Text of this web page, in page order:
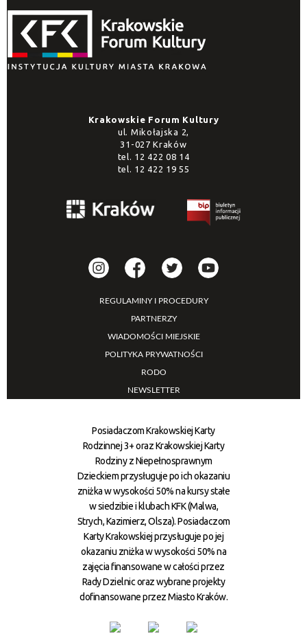
Krakowskie Forum Kultury
ul. Mikołajska 2,
31-027 Kraków
tel. 12 422 08 14
tel. 12 422 19 55
REGULAMINY I PROCEDURY
PARTNERZY
WIADOMOŚCI MIEJSKIE
POLITYKA PRYWATNOŚCI
RODO
NEWSLETTER
Posiadaczom Krakowskiej Karty
Rodzinnej 3+ oraz Krakowskiej Karty
Rodziny z Niepełnosprawnym
Dzieckiem przysługuje po ich okazaniu
zniżka w wysokości 50% na kursy stałe
w siedzibie i klubach KFK (Malwa,
Strych, Kazimierz, Olsza). Posiadaczom
Karty Krakowskiej przysługuje po jej
okazaniu zniżka w wysokości 50% na
zajęcia finansowane w całości przez
Rady Dzielnic oraz wybrane projekty
dofinansowane przez Miasto Kraków.